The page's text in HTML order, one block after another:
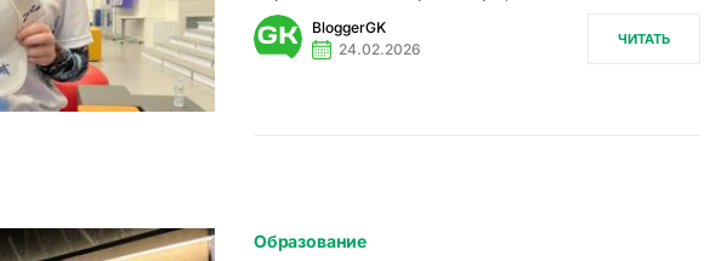
BloggerGK
24.02.2026
ЧИТАТЬ
Образование